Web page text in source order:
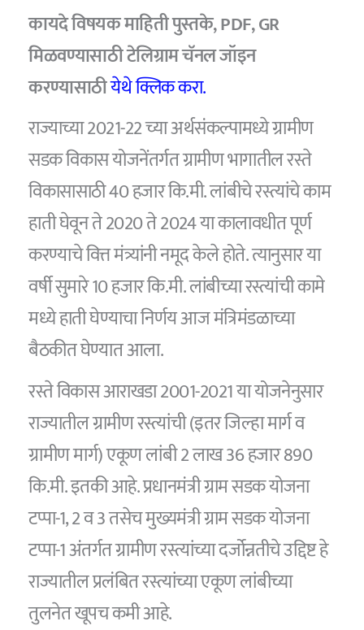
कायदे विषयक माहिती पुस्तके, PDF, GR
मिळवण्यासाठी टेलिग्राम चॅनल जॉइन
करण्यासाठीयेथे क्लिक करा.
राज्याच्या 2021-22 च्या अर्थसंकल्पामध्ये ग्रामीण
सडक विकास योजनेंतर्गत ग्रामीण भागातील रस्ते
विकासासाठी 40 हजार कि.मी. लांबीचे रस्त्यांचे काम
हाती घेवून ते 2020 ते 2024 या कालावधीत पूर्ण
करण्याचे वित्त मंत्र्यांनी नमूद केले होते. त्यानुसार या
वर्षी सुमारे 10 हजार कि.मी. लांबीच्या रस्त्यांची कामे
मध्ये हाती घेण्याचा निर्णय आज मंत्रिमंडळाच्या
बैठकीत घेण्यात आला.
रस्ते विकास आराखडा 2001-2021 या योजनेनुसार
राज्यातील ग्रामीण रस्त्यांची (इतर जिल्हा मार्ग व
ग्रामीण मार्ग) एकूण लांबी 2 लाख 36 हजार 890
कि.मी. इतकी आहे. प्रधानमंत्री ग्राम सडक योजना
टप्पा-1, 2 व 3 तसेच मुख्यमंत्री ग्राम सडक योजना
टप्पा-1 अंतर्गत ग्रामीण रस्त्यांच्या दर्जोन्नतीचे उद्दिष्ट हे
राज्यातील प्रलंबित रस्त्यांच्या एकूण लांबीच्या
तुलनेत खूपच कमी आहे.